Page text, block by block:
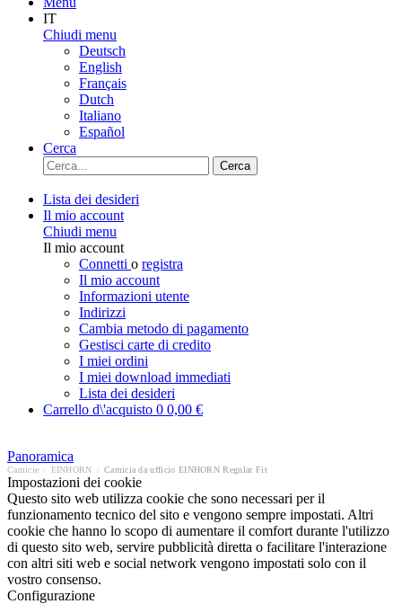
IT
Chiudi menu
Deutsch
English
Français
Dutch
Italiano
Español
Cerca
Cerca
Lista dei desideri
Il mio account
Chiudi menu
Il mio account
Connetti o registra
Il mio account
Informazioni utente
Indirizzi
Cambia metodo di pagamento
Gestisci carte di credito
I miei ordini
I miei download immediati
Lista dei desideri
Carrello d\'acquisto 0 0,00 €
Panoramica
Camicie EINHORN Camicia da ufficio EINHORN Regular Fit
Impostazioni dei cookie
Questo sito web utilizza cookie che sono necessari per il
funzionamento tecnico del sito e vengono sempre impostati. Altri
cookie che hanno lo scopo di aumentare il comfort durante l'utilizzo
di questo sito web, servire pubblicità diretta o facilitare l'interazione
con altri siti web e social network vengono impostati solo con il
vostro consenso.
Configurazione